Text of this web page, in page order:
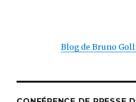
Blog de Bruno